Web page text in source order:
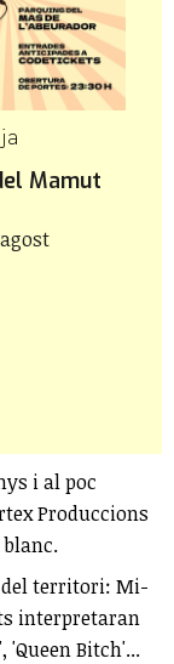
Mamut
i al poc
Produccions
del territori: Mi-
interpretaran
'Queen Bitch'...